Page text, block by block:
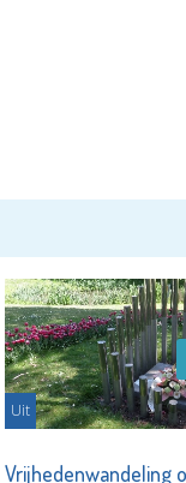
Uit
Vrijhedenwandeling